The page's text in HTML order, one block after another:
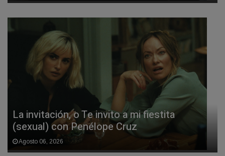
La invitación, o Te invito a mi fiestita
(sexual) con Penélope Cruz
Agosto 06, 2026